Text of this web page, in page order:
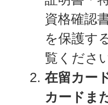
資格確認
を保護す
覧くださ
在留カー
カードま